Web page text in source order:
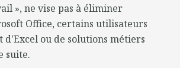
», ne vise pas à éliminer
Office, certains utilisateurs
d'Excel ou de solutions métiers
suite.